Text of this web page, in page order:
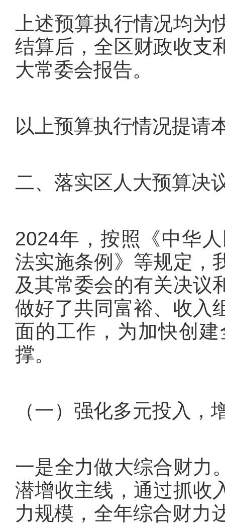
上述预算执行情况均
结算后，全区财政收支
大常委会报告。
以上预算执行情况提请
二、落实区人大预算决
2024年，按照《中华
法实施条例》等规定，
及其常委会的有关决议
做好了共同富裕、收入
面的工作，为加快创
撑。
（一）强化多元投入，
一是全力做大综合财力
潜增收主线，通过抓收
力规模，全年综合财力